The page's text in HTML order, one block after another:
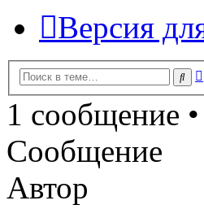
Версия
1 сообщение
Сообщение
Автор